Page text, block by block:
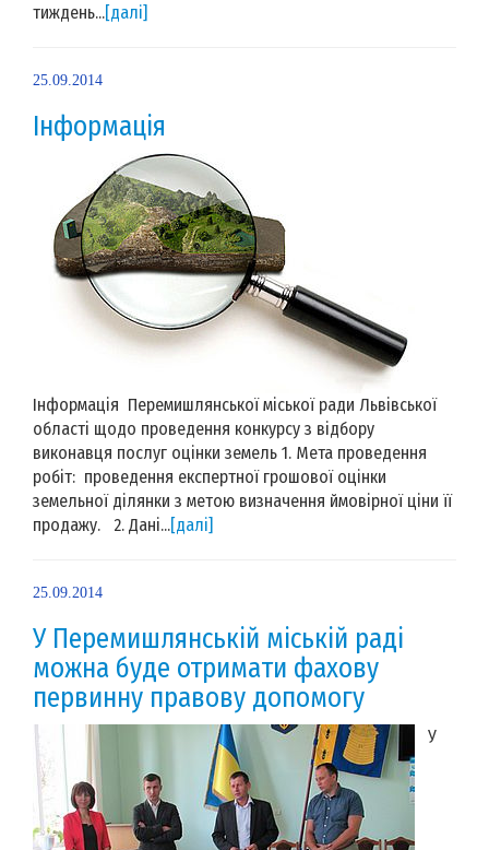
тиждень...[далі]
25.09.2014
Інформація
Інформація Перемишлянської міської ради Львівської
області щодо проведення конкурсу з відбору
виконавця послуг оцінки земель 1. Мета проведення
робіт: проведення експертної грошової оцінки
земельної ділянки з метою визначення ймовірної ціни її
продажу. 2. Дані...[далі]
25.09.2014
У Перемишлянській міській раді
можна буде отримати фахову
первинну правову допомогу
У